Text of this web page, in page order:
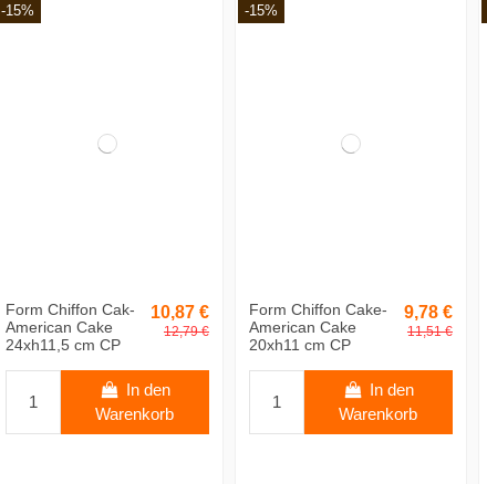
-15%
Form Chiffon Cak-
American Cake
24xh11,5 cm CP
10,87 €
12,79 €
In den
Warenkorb
-15%
Form Chiffon Cake-
American Cake
20xh11 cm CP
9,78 €
11,51 €
In den
Warenkorb